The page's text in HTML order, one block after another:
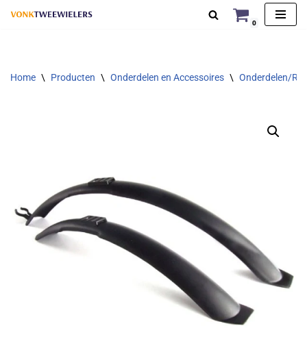
de
0
Home \ Producten \ Onderdelen en Accessoires \ Onderdelen/